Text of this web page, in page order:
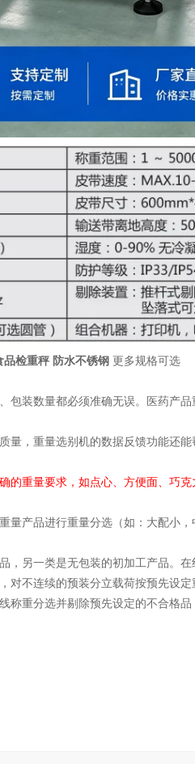
品检重秤 防水不锈钢 更多规格可选
包装数量都必须准确无误。医药产
量，重量选别机的数据反馈功能还
重量要求，如点心、方便面、巧
量产品进行重量分选（如：大配小
，另一类是无包装的初加工产品。
对不连续的预装分立载荷按预先设
称重分选并剔除预先设定的不合格